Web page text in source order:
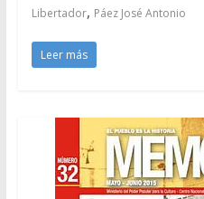
Libertador, Páez José Antonio
Leer más